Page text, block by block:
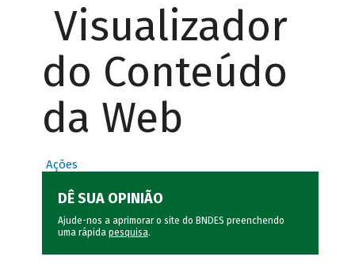
Visualizador
do Conteúdo
da Web
Ações
DÊ SUA OPINIÃO
Ajude-nos a aprimorar o site do BNDES preenchendo
uma rápida pesquisa.